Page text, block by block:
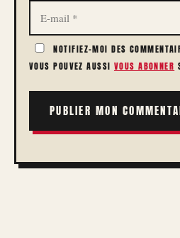
E-
MAIL
NOTIFIEZ-MOI DES
VOUS POUVEZ AUSSI VOUS ABONNER